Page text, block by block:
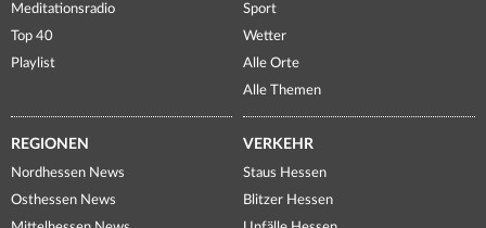
Meditationsradio
Top 40
Playlist
Sport
Wetter
Alle Orte
Alle Themen
REGIONEN
Nordhessen News
Osthessen News
VERKEHR
Staus Hessen
Blitzer Hessen